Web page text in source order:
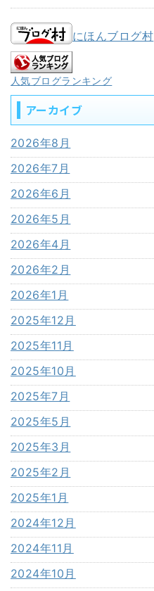
にほんブログ村
人気ブログランキング
アーカイブ
2026年8月
2026年7月
2026年6月
2026年5月
2026年4月
2026年2月
2026年1月
2025年12月
2025年11月
2025年10月
2025年7月
2025年5月
2025年3月
2025年2月
2025年1月
2024年12月
2024年11月
2024年10月